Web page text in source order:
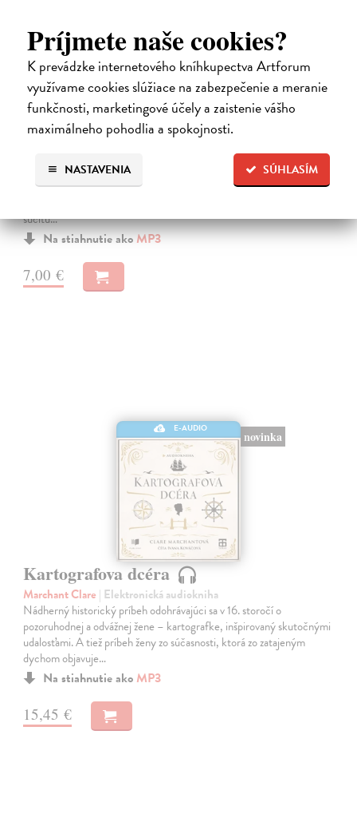
Príjmete naše cookies?
K prevádzke internetového kníhkupectva Artforum
využívame cookies slúžiace na zabezpečenie a meranie
funkčnosti, marketingové účely a zaistenie vášho
maximálneho pohodlia a spokojnosti.
SÚHLASÍM
NASTAVENIA
Premena
Notoricky známa poviedka Franza Kafku z roku 1915, v ktorej sa
obchodný cestujúci Gregor Samsa jedného rána prebudí v posteli ako
súcitu…
Na stiahnutie akoMP3
7,00 €
E-AUDIO
novinka
Kartografova dcéra
Marchant Clare | Elektronická audiokniha
Nádherný historický príbeh odohrávajúci sa v 16. storočí o
pozoruhodnej a odvážnej žene – kartografke, inšpirovaný skutočnými
udalosťami. A tiež príbeh ženy zo súčasnosti, ktorá zo zatajeným
dychom objavuje…
Na stiahnutie ako MP3
15,45 €